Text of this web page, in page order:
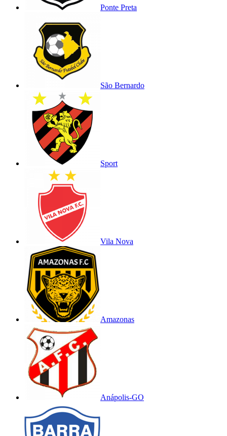
Ponte Preta
São Bernardo
Sport
Vila Nova
Amazonas
Anápolis-GO